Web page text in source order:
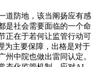
防地，该当阐扬应有感
是社会需要面临的一个命
正在于若何让监管行动可
为主要保障，出格是对于
州中院也做出雷同认定。